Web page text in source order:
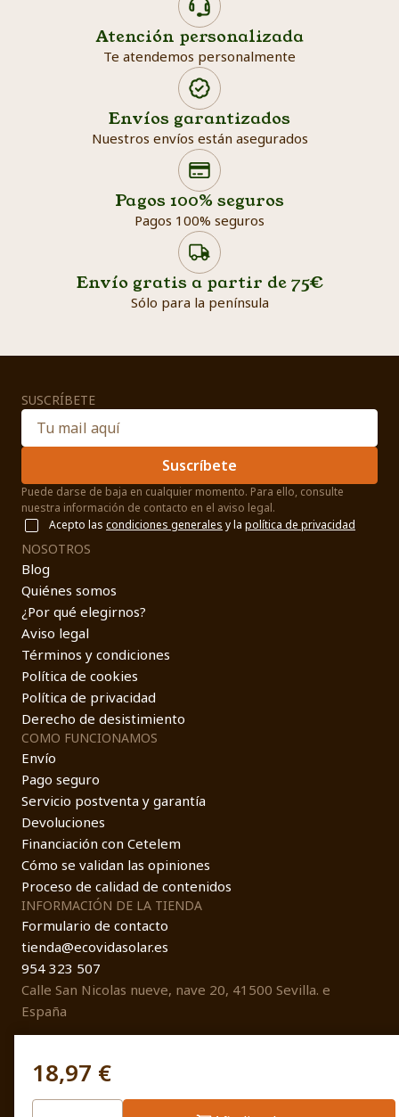
18,97 €
Atención personalizada
Te atendemos personalmente
Envíos garantizados
Nuestros envíos están asegurados
Pagos 100% seguros
Pagos 100% seguros
Envío gratis a partir de 75€
Sólo para la península
Search products
SUSCRÍBETE
Suscríbete
Puede darse de baja en cualquier momento. Para ello, consulte
nuestra información de contacto en el aviso legal.
Acepto las condiciones generales y la política de privacidad
NOSOTROS
Blog
Quiénes somos
¿Por qué elegirnos?
Aviso legal
Términos y condiciones
Política de cookies
Política de privacidad
Derecho de desistimiento
COMO FUNCIONAMOS
Envío
Pago seguro
Servicio postventa y garantía
Devoluciones
Financiación con Cetelem
Cómo se validan las opiniones
Proceso de calidad de contenidos
INFORMACIÓN DE LA TIENDA
Formulario de contacto
tienda@ecovidasolar.es
954 323 507
Calle San Nicolas nueve, nave 20, 41500 Sevilla. e
España
© EcovidaSolar 2026